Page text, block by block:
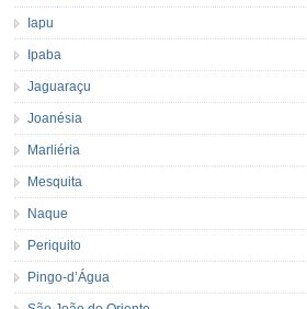
Iapu
Ipaba
Jaguaraçu
Joanésia
Marliéria
Mesquita
Naque
Periquito
Pingo-d’Água